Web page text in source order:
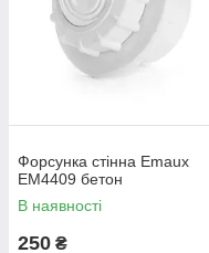
Форсунка стінна Emaux
EM4409 бетон
В наявності
250 ₴